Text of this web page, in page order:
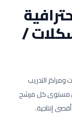
/
ومراكز التدريب
مستوى كل مرشح
إنتاجية.